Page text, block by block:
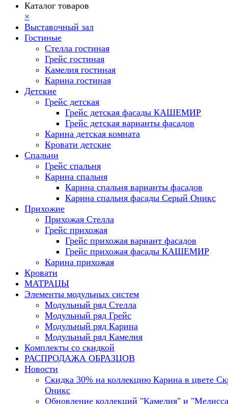
Каталог товаров
×
Выставочный зал
Гостиные
Стелла гостиная
Грейс гостиная
Камелия гостиная
Карина гостиная
Детские
Грейс детская
Грейс детская фасады КАШЕМИР
Грейс детская варианты фасадов
Карина детская комната
Кровати детские
Спальни
Грейс спальня
Карина спальня
Карина спальня варианты фасадов
Карина спальня фасады Серый Оникс
Прихожие
Прихожая Стелла
Грейс прихожая
Грейс прихожая вариант фасадов
Грейс прихожая фасады КАШЕМИР
Карина прихожая
Кровати
МАТРАЦЫ
Элементы модульных систем
Модульный ряд Стелла
Модульный ряд Грейс
Модульный ряд Карина
Модульный ряд Камелия
Комплекты со скидкой
РАСПРОДАЖА ОБРАЗЦОВ
Новости
Скидка 30% на коллекцию Карина в цвете
Оникс
Обновление коллекций "Камелия" и